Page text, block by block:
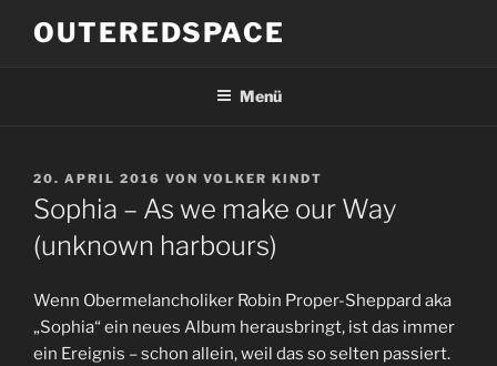
InhaltOUTEREDSPACE
Menü
VERÖFFENTLICHT
AM
20. APRIL 2016 VON VOLKER KINDT
Sophia – As we make our Way
(unknown harbours)
Wenn Obermelancholiker Robin Proper-Sheppard aka
„Sophia“ ein neues Album herausbringt, ist das immer
ein Ereignis – schon allein, weil das so selten passiert.